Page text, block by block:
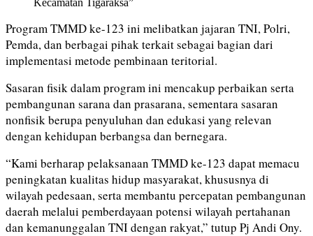
Program TMMD ke-123 ini melibatkan jajaran TNI, Polri,
Pemda, dan berbagai pihak terkait sebagai bagian dari
implementasi metode pembinaan teritorial.
Sasaran fisik dalam program ini mencakup perbaikan serta
pembangunan sarana dan prasarana, sementara sasaran
nonfisik berupa penyuluhan dan edukasi yang relevan
dengan kehidupan berbangsa dan bernegara.
“Kami berharap pelaksanaan TMMD ke-123 dapat memacu
peningkatan kualitas hidup masyarakat, khususnya di
wilayah pedesaan, serta membantu percepatan pembangunan
daerah melalui pemberdayaan potensi wilayah pertahanan
dan kemanunggalan TNI dengan rakyat,” tutup Pj Andi Ony.